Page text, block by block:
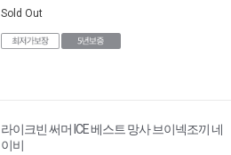
Sold Out
라이크빈 써머 ICE 베스트 망사 브이넥조끼 네
이비